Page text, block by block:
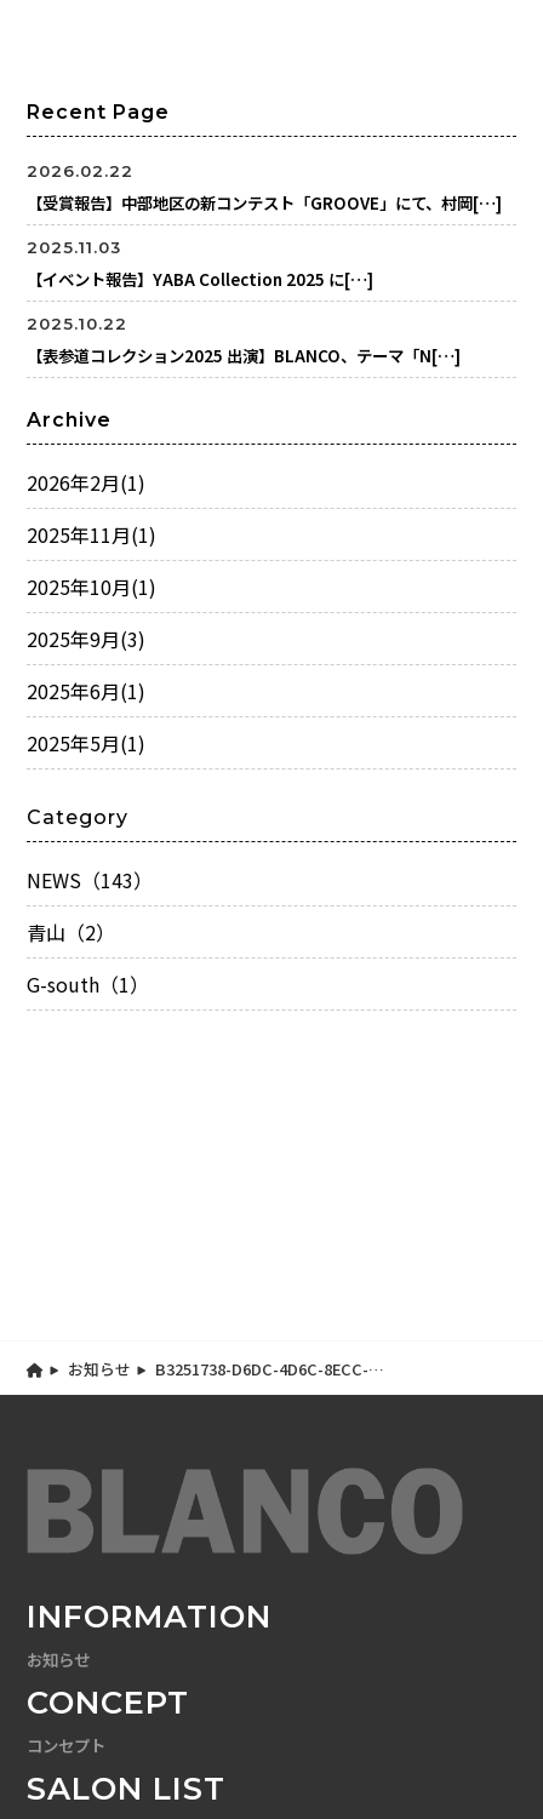
Recent Page
2026.02.22
【受賞報告】中部地区の新コンテスト「GROOVE」にて、村岡[…]
2025.11.03
【イベント報告】YABA Collection 2025 に[…]
2025.10.22
【表参道コレクション2025 出演】BLANCO、テーマ「N[…]
Archive
2026年2月(1)
2025年11月(1)
2025年10月(1)
2025年9月(3)
2025年6月(1)
2025年5月(1)
Category
NEWS（143）
青山（2）
G-south（1）
お知らせ
B3251738-D6DC-4D6C-8ECC-
DA76B965FF53
INFORMATION
お知らせ
CONCEPT
コンセプト
SALON LIST